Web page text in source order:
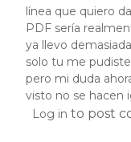
línea que quiero
PDF sería
ya llevo
solo tu me
pero mi duda
visto no se hacen
Log in to post